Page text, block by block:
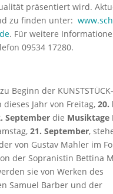
präsentiert wird.
zu finden unter:
. Für weitere
09534 17280.
Beginn der
Jahr von Freitag, 20.
Septemberdie Musiktage
21. September,
von Gustav Mahler im
der Sopranistin Bettina
sie von Werken des
Samuel Barber und der